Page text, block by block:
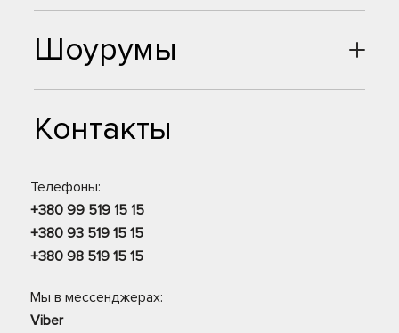
Шоурумы
Контакты
Телефоны:
+380 99 519 15 15
+380 93 519 15 15
+380 98 519 15 15
Мы в мессенджерах:
Viber